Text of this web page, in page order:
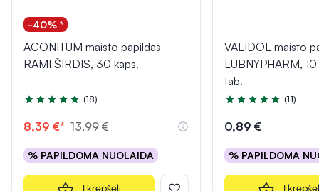
-40% *
ACONITUM maisto papildas
RAMI ŠIRDIS, 30 kaps.
Įvertinimas 4.8 iš 5
(18)
8,39 €* 13,99 €
% PAPILDOMA NUOLAIDA
VALIDOL maisto
LUBNYPHARM,
tab.
Įvertinimas 5.0 iš 5
(11)
0,89 €
% PAPILDOMA